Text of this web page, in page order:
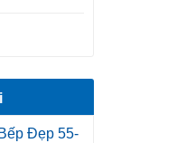
Đẹp 55-